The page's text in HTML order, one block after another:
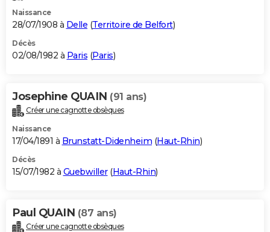
Naissance
28/07/1908 à Delle (Territoire de Belfort)
Décès
02/08/1982 à Paris (Paris)
Josephine QUAIN (91 ans)
Créer une cagnotte obsèques
Naissance
17/04/1891 à Brunstatt-Didenheim (Haut-Rhin)
Décès
15/07/1982 à Guebwiller(Haut-Rhin)
Paul QUAIN (87 ans)
Créer une cagnotte obsèques